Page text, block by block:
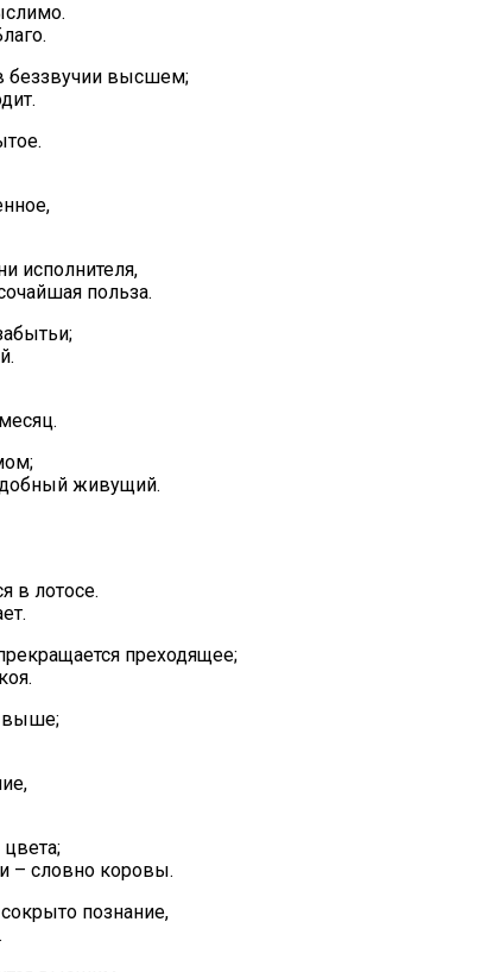
беззвучии высшем;
исполнителя,
польза.
живущий.
в лотосе.
преходящее;
выше;
– словно коровы.
познание,